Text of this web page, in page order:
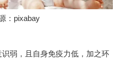
：pixabay
弱，且自身免疫力低，加之环